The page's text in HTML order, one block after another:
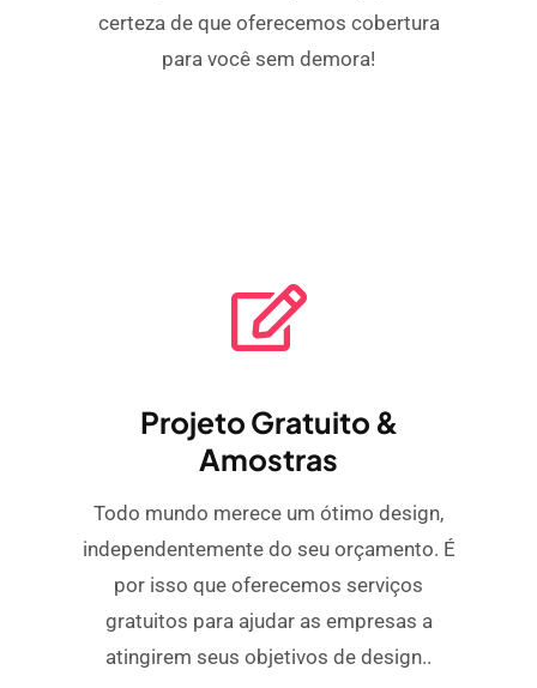
certeza de que oferecemos cobertura
para você sem demora!
Projeto Gratuito &
Amostras
Todo mundo merece um ótimo design,
independentemente do seu orçamento. É
por isso que oferecemos serviços
gratuitos para ajudar as empresas a
atingirem seus objetivos de design..